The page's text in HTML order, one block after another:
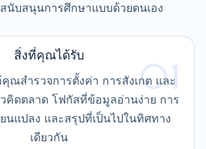
นับสนุนการศึกษาแบบด้วยตนเอง
01
สิ่งที่คุณได้รับ
ณสำรวจการตั้งค่า การสังเกต และ
คิดตลาด โฟกัสที่ข้อมูลอ่านง่าย การ
นแปลง และสรุปที่เป็นไปในทิศทาง
เดียวกัน